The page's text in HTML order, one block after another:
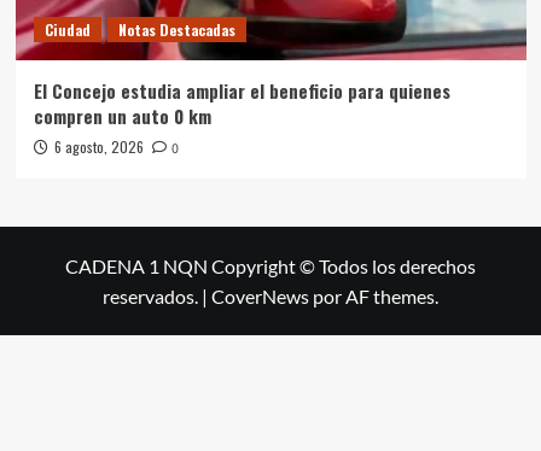
Ciudad Notas Destacadas
El Concejo estudia ampliar el beneficio para quienes
compren un auto 0 km
6 agosto, 2026 0
CADENA 1 NQN Copyright © Todos los derechos
reservados. | CoverNews por AF themes.